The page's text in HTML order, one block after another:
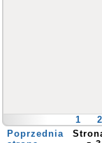
1
2
Poprzednia